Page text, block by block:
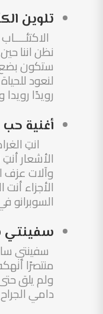
تلوين
نظن اننا
ستكون
لنعود
رويدًا
أغنية حب
انتِ
الأشعار
وآلات عزف
الأجزاء أنت
السوبرانو
سفينتي
سفينتي
منتصرًا
ولم يلق
دامي